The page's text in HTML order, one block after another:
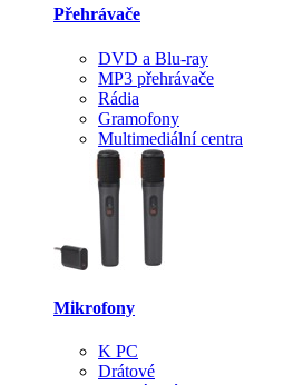
Přehrávače
DVD a Blu-ray
MP3 přehrávače
Rádia
Gramofony
Multimediální centra
Mikrofony
K PC
Drátové